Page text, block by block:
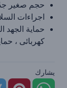
حجم صغير
اجراءات
حماية الجهد
كهربائى ،
يشارك